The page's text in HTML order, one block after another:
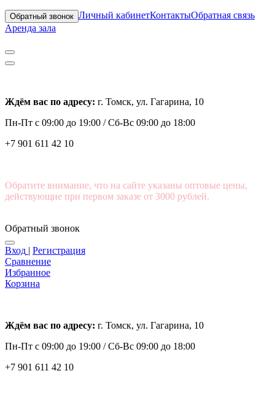
Обратный звонок Личный кабинетКонтактыОбратная связь
Аренда зала
Ждём вас по адресу: г. Томск, ул. Гагарина, 10
Пн-Пт с 09:00 до 19:00 /Сб-Вс 09:00 до 18:00
+7 901 611 42 10
Обратите внимание, что на сайте указаны оптовые цены,
действующие при первом заказе от 3000 рублей.
Обратный звонок
Вход | Регистрация
Сравнение
Избранное
Корзина
Ждём вас по адресу: г. Томск, ул. Гагарина, 10
Пн-Пт с 09:00 до 19:00 /Сб-Вс 09:00 до 18:00
+7 901 611 42 10